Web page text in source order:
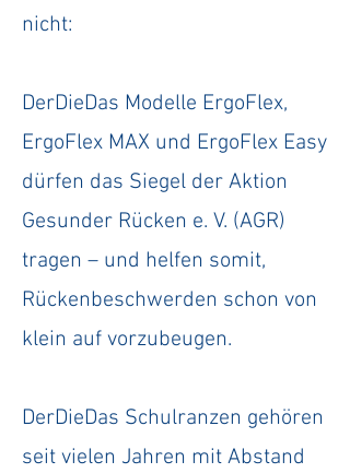
nicht:
DerDieDas Modelle ErgoFlex,
ErgoFlex MAX und ErgoFlex Easy
dürfen das Siegel der Aktion
Gesunder Rücken e. V. (AGR)
tragen – und helfen somit,
Rückenbeschwerden schon von
klein auf vorzubeugen.
DerDieDas Schulranzen gehören
seit vielen Jahren mit Abstand